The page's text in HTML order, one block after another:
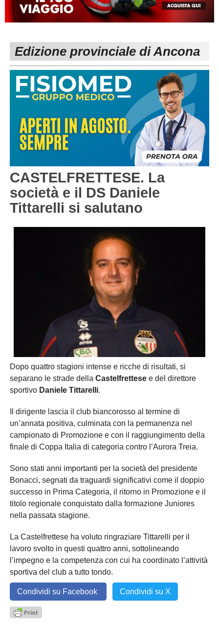
MACERATA
Carica la tua Rosa
ECCELLENZA
1^ CATEGORIA
2^ CATEGORIA
3^ CATEGORIA
REGIONALI
Edizione provinciale di Ancona
CASTELFRETTESE. La
società e il DS Daniele
Tittarelli si salutano
Dopo quattro stagioni intense e ricche di risultati, si
separano le strade della Castelfrettese e del direttore
sportivo Daniele Tittarelli.
Il dirigente lascia il club biancorosso al termine di
un’annata positiva, culminata con la permanenza nel
campionato di Promozione e con il raggiungimento della
finale di Coppa Italia di categoria contro l’Aurora Treia.
Sono stati anni importanti per la società del presidente
Bonacci, segnati da traguardi significativi come il doppio
successo in Prima Categoria, il ritorno in Promozione e il
titolo regionale conquistato dalla formazione Juniores
nella passata stagione.
La Castelfrettese ha voluto ringraziare Tittarelli per il
lavoro svolto in questi quattro anni, sottolineando
l’impegno e la competenza con cui ha coordinato l’attività
sportiva del club a tutto tondo.
Condividi su Facebook Condividi su X